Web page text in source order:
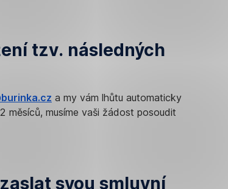
tzv. následných
a my vám lhůtu automaticky
musíme vaši žádost posoudit
svou smluvní